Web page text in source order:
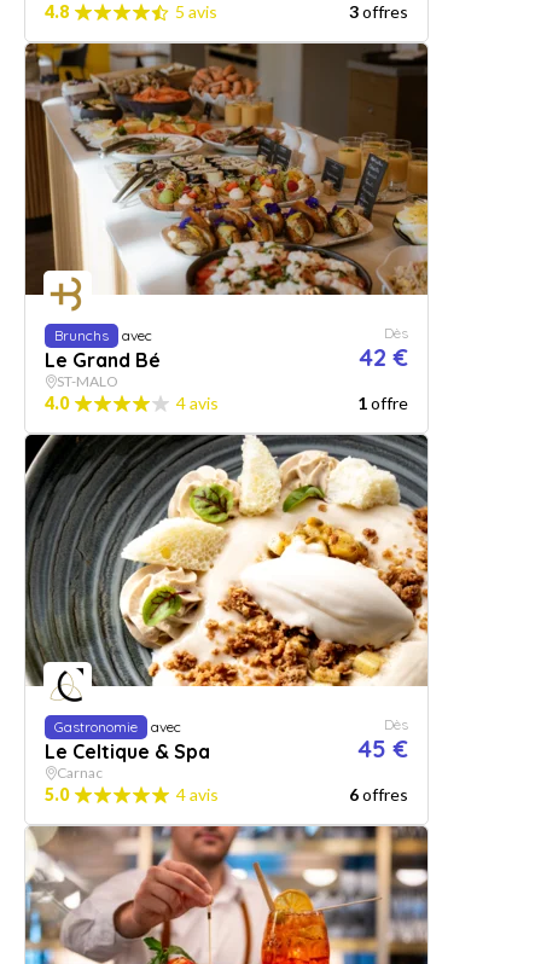
4.8 5 avis 3offres
Brunchs avec
Le Grand Bé
Dès
42 €
ST-MALO
4.0 4 avis 1offre
Gastronomie avec
Le Celtique & Spa
Dès
45 €
Carnac
5.0 4 avis 6offres